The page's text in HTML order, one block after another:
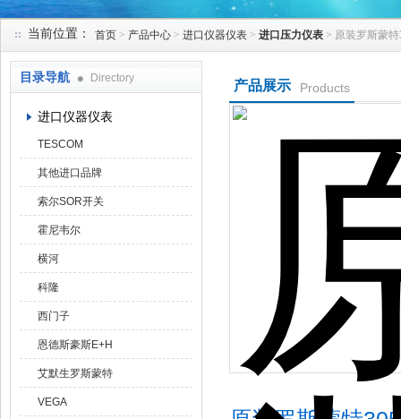
当前位置： 首页 > 产品中心 > 进口仪器仪表 > 进口压力仪表 > 原装罗斯蒙
目录导航 Directory
进口仪器仪表
TESCOM
其他进口品牌
索尔SOR开关
霍尼韦尔
横河
科隆
西门子
恩德斯豪斯E+H
艾默生罗斯蒙特
VEGA
产品展示 Products